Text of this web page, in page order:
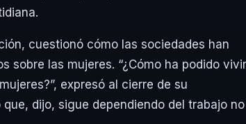
cuestionó cómo las sociedades han
sobre las mujeres. “¿Cómo ha podido vivir
expresó al cierre de su
dijo, sigue dependiendo del trabajo no